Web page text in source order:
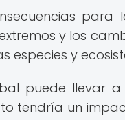
para
y los
especies y
puede llevar
tendría un